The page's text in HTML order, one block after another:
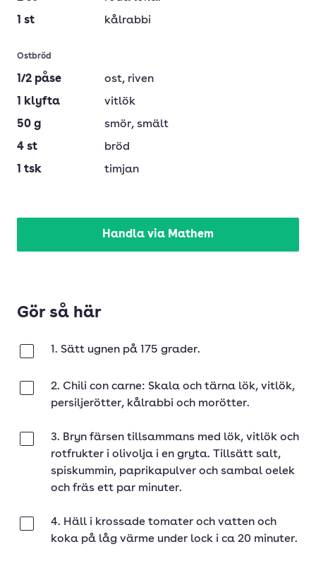
1 st kålrabbi
Ostbröd
1/2 påse ost, riven
1
klyfta
vitlök
50 g smör, smält
4 st
bröd
1 tsk timjan
Handla via Mathem
Gör så här
1. Sätt ugnen på 175 grader.
2. Chili con carne: Skala och tärna lök, vitlök,
persiljerötter, kålrabbi och morötter.
3. Bryn färsen tillsammans med lök, vitlök och
rotfrukter i olivolja i en gryta. Tillsätt salt,
spiskummin, paprikapulver och sambal oelek
och fräs ett par minuter.
4. Häll i krossade tomater och vatten och
koka på låg värme under lock i ca 20 minuter.